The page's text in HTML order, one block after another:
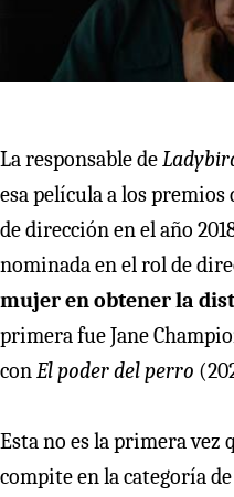
La responsable de
esa película a los
de dirección en el año
nominada en el rol de
mujer en obtener la
primera fue Jane
con El poder del perro
Esta no es la primera vez
compite en la categoría